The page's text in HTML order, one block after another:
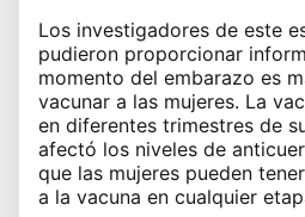
Los investigadores de este
pudieron proporcionar
momento del embarazo es
vacunar a las mujeres. La
en diferentes trimestres de
afectó los niveles de
que las mujeres pueden
a la vacuna en cualquier